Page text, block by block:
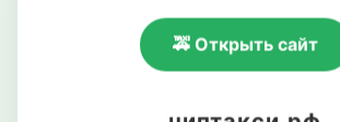
🚕 Открыть сайт